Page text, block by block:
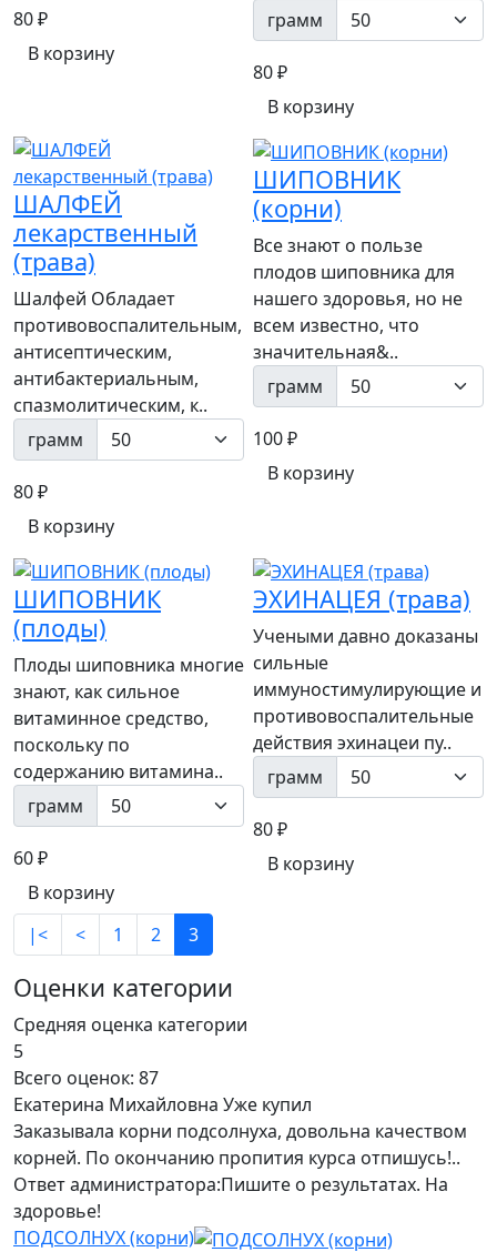
80 ₽
В корзину
грамм
80 ₽
В корзину
ШАЛФЕЙ
лекарственный
(трава)
Шалфей Обладает
противовоспалительным,
антисептическим,
антибактериальным,
спазмолитическим, к..
грамм
80 ₽
В корзину
ШИПОВНИК
(корни)
Все знают о пользе
плодов шиповника для
нашего здоровья, но не
всем известно, что
значительная&..
грамм
100 ₽
В корзину
ШИПОВНИК
(плоды)
Плоды шиповника многие
знают, как сильное
витаминное средство,
поскольку по
содержанию витамина..
грамм
60 ₽
В корзину
ЭХИНАЦЕЯ (трава)
Учеными давно доказаны
сильные
иммуностимулирующие и
противовоспалительные
действия эхинацеи пу..
грамм
80 ₽
В корзину
|< < 1 2 3
Оценки категории
Средняя оценка категории
5
Всего оценок: 87
Екатерина Михайловна Уже купил
Заказывала корни подсолнуха, довольна качеством
корней. По окончанию пропития курса отпишусь!..
Ответ администратора:Пишите о результатах. На
здоровье!
ПОДСОЛНУХ (корни)